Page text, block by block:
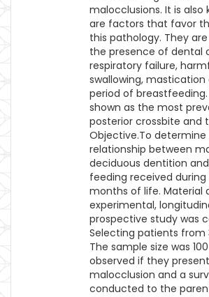
malocclusions. It is
are factors that favor
this pathology. They
the presence of dental
respiratory failure,
swallowing, mastication
period of
shown as the most
posterior crossbite and
Objective.To determine
relationship between
deciduous dentition
feeding received
months of life. Material
experimental,
prospective study was
Selecting patients from
The sample size was
observed if they
malocclusion and a
conducted to the